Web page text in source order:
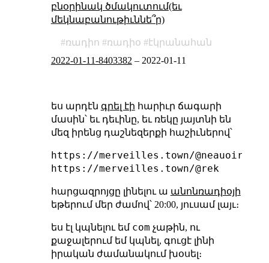
բնօրինակ ծմակուտում(եւ
մեկնաբանութիւննե՞ր)
ռադիո ռադիօ
էկրանահան
2022-01-11-8403382 – 2022-01-11
ես արդէն գրել էի հարիւր ճագարի
մասին՝ եւ դեւինը, եւ ռեկը յայտնի են
մեզ իրենց դաշնեզերքի հաշիւներով՝
https://merveilles.town/@neauoire
https://merveilles.town/@rek
հարցազրոյցը լինելու ա անոնռադիօյի
եթերում մեր ժամով՝ 20:00, յուսամ լայւ։
ես էլ կպնելու եմ com չաթին, ու
քաջալերում եմ կպնել, գուցէ լինի
իրական ժամանակում խօսել։